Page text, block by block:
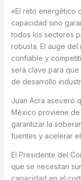
«El reto energético
capacidad sino
todos los sectores
robusta. El auge
confiable y
será clave para
de desarrollo
Juan Acra aseveró
México proviene de
garantizar la
fuentes y acelerar
El Presidente del
que se necesitan
capacidad en el